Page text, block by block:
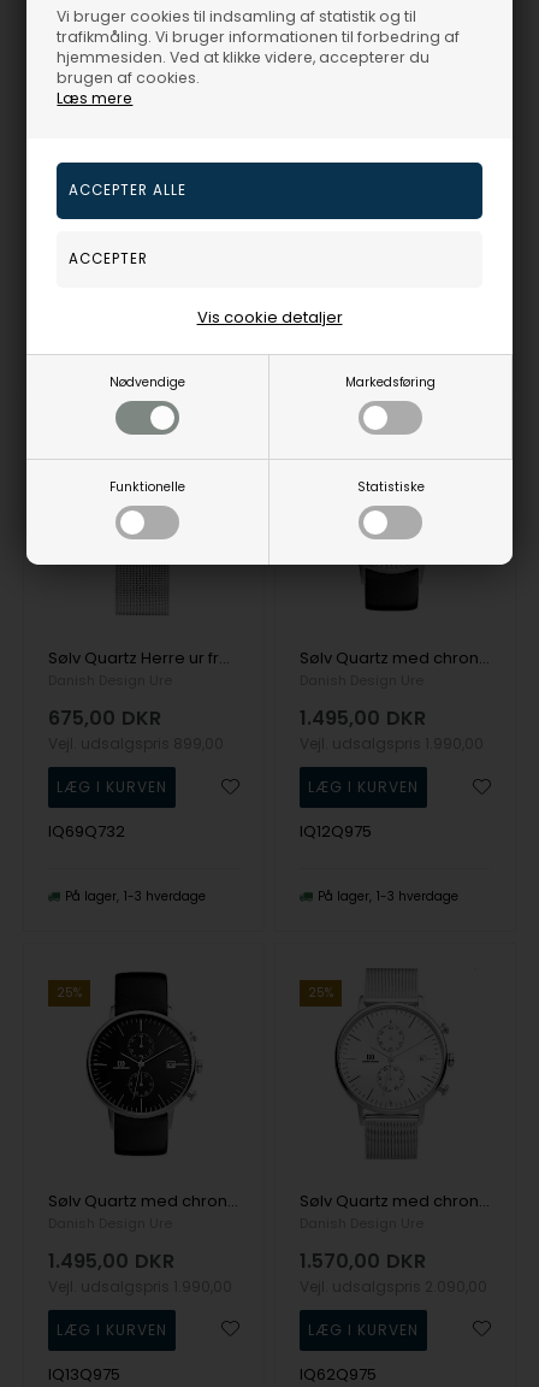
Vi bruger cookies til indsamling af statistik og til
trafikmåling. Vi bruger informationen til forbedring af
hjemmesiden. Ved at klikke videre, accepterer du
brugen af cookies.
Læs mere
Nødvendige Markedsføring
Funktionelle Statistiske
Vis cookie detaljer
1.000,00 DKR
Vejl. udsalgspris1.190,00
IQ62Q971
hverdage
1.045,00 DKR
hverdage
Sølv Quartz Herre ur fra Danish Design, IQ69Q732
675,00 DKR
IQ69Q732
På lager 1-3 hverdage
Sølv Quartz med chronograph Herre ur fra Danish Design, IQ12Q975
1.495,00 DKR
IQ12Q975
På lager 1-3 hverdage
25%
Sølv Quartz med chronograph Herre ur fra Danish Design, IQ13Q975
1.495,00 DKR
IQ13Q975
25%
Sølv Quartz med chronograph Herre ur fra Danish Design, IQ62Q975
1.570,00 DKR
IQ62Q975